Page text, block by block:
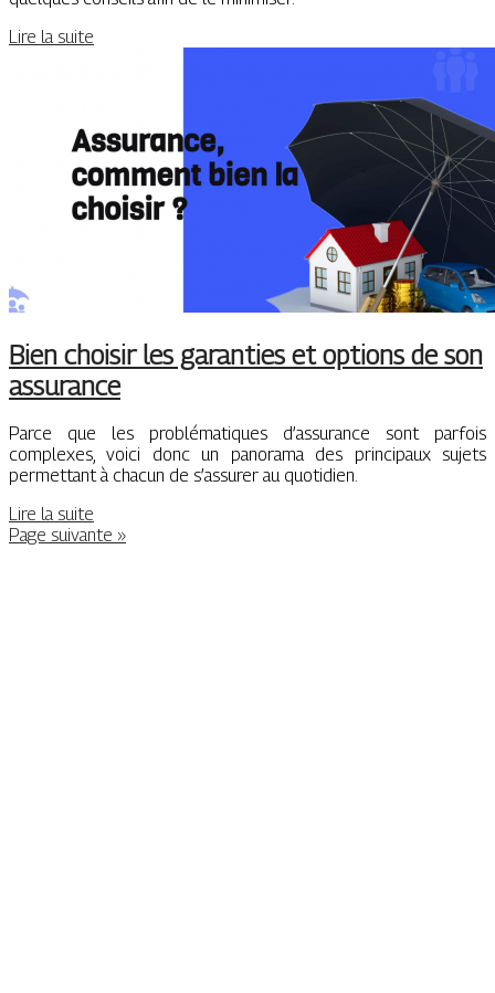
Lire la suite
Bien choisir les garanties et options de son
assurance
Parce que les problématiques d’assurance sont parfois
complexes, voici donc un panorama des principaux sujets
permettant à chacun de s’assurer au quotidien.
Lire la suite
Page suivante »